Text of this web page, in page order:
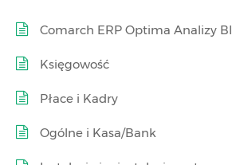
Comarch ERP Optima Analizy BI
Księgowość
Płace i Kadry
Ogólne i Kasa/Bank